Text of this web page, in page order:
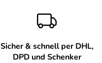
Sicher & schnell per DHL,
DPD und Schenker